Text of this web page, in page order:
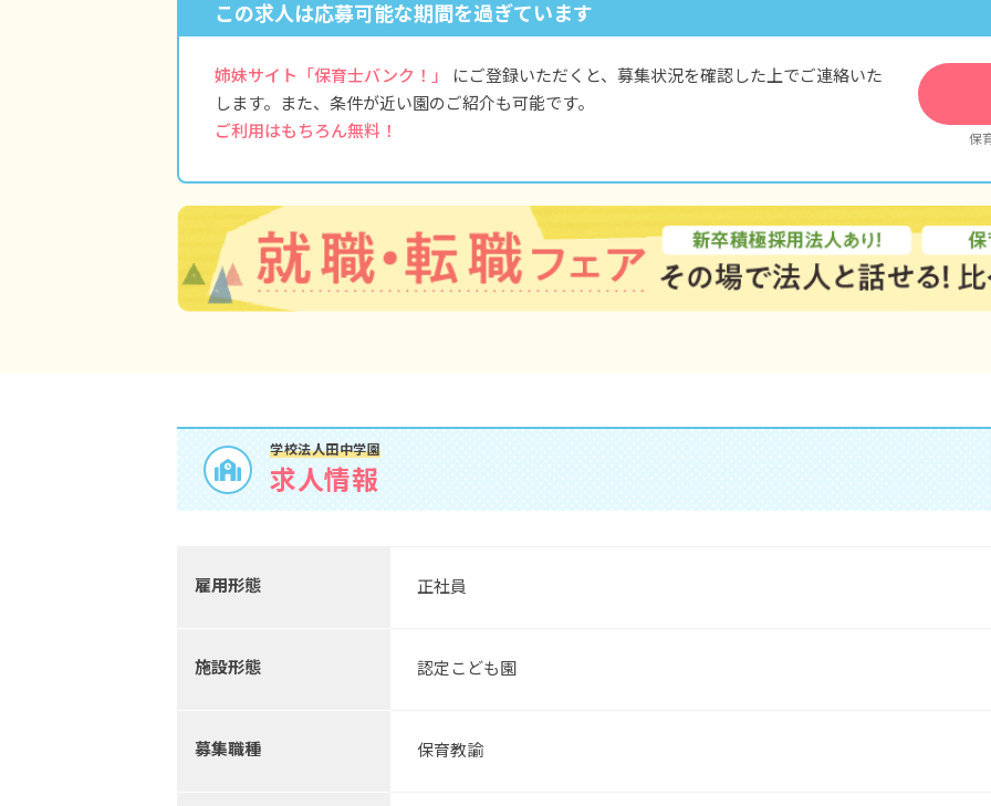
この求人は応募可能な期間を過ぎています
姉妹サイト「保育士バンク！」
にご登録いただくと、募集状況を確認した上でご連絡いた
します。また、条件が近い園のご紹介も可能です。
ご利用はもちろん無料！
保
学校法人田中学園
求人情報
雇用形態 正社員
施設形態 認定こども園
募集職種 保育教諭